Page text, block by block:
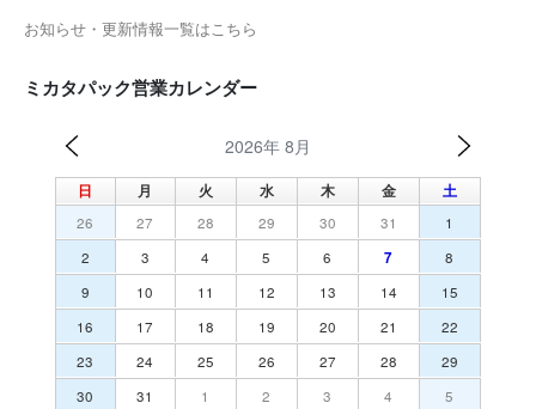
お知らせ・更新情報一覧はこちら
ミカタパック営業カレンダー
2026年 8月
日 月 火 水 木 金 土
26 27 28 29 30 31
1
2
3 4 5 6 7
8
9
10 11 12 13 14
15
16
17 18 19 20 21
22
23
24 25 26 27 28
29
30
31 1 2 3 4 5